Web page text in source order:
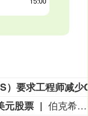
元股票
伯克希尔第二季度斥资约45亿美元回购自身股票，并在期内买入近200亿美元股票，显示首席执行官阿贝尔正将公司庞大的现金储备更多投入市场。 伯克希尔第一季度开始回购股票，为一年多来的首次。阿贝尔今年早些时候表示，公司重新启动回购，是因为管理层认为股票的“内在价值”高于其市场价格。 CFRA Research分析师Cathy Seifert表示：“投资者会受到回购举措的鼓舞。这也是Greg接掌公司并彰显其主导地位的一种方式。” 此次股票回购为股东带来了自2021年以来规模最大的季度资本回报。伯克希尔第二季度现金储备降至3655亿美元，低于前一季度的约3970亿美元。